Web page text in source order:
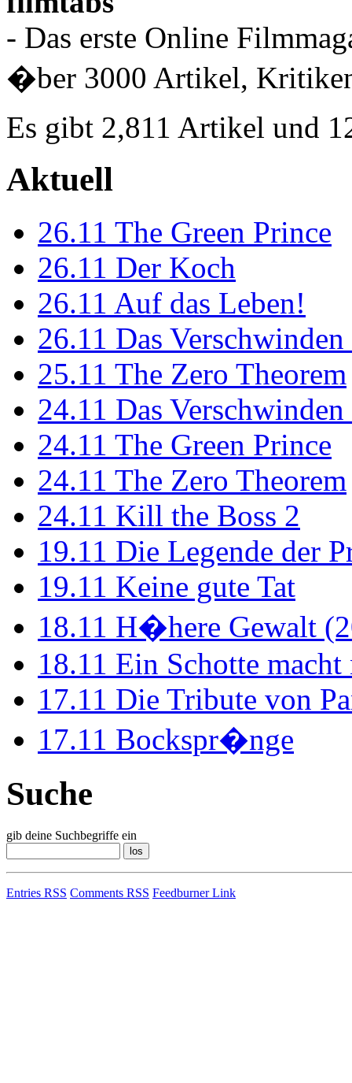
- Das erste Online
�ber 3000 Artikel,
Es gibt 2,811 Artikel und
Aktuell
26.11 The Green Prince
26.11 Der Koch
26.11 Auf das Leben!
26.11 Das
25.11 The Zero Theorem
24.11 Das
24.11 The Green Prince
24.11 The Zero Theorem
24.11 Kill the Boss 2
19.11 Die Legende der
19.11 Keine gute Tat
18.11 H�here Gewalt
18.11 Ein Schotte
17.11 Die Tribute von
17.11 Bockspr�nge
Suche
gib deine Suchbegriffe ein
Entries RSS Comments RSS Feedburner Link